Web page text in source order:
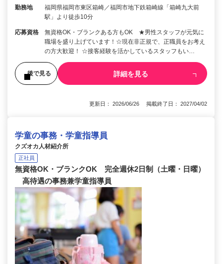
勤務地
福岡県福岡市東区箱崎／福岡市地下鉄箱崎線「箱崎九大前
駅」より徒歩10分
応募資格
無資格OK・ブランクある方もOK ★男性スタッフが元気に
職場を盛り上げています！☆現在非正規で、正職員をお考え
の方大歓迎！ ☆接客経験を活かしているスタッフもい…
後で見る 詳細を見る
更新日： 2026/06/26 掲載終了日： 2027/04/02
学童の事務・学童指導員
クズオカ人材紹介所
正社員
無資格OK・ブランクOK 完全週休2日制（土曜・日曜）
高待遇の事務兼学童指導員